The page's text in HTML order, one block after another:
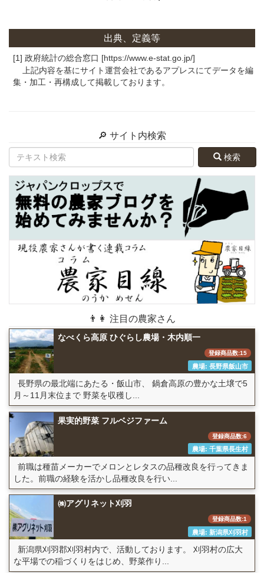
出典、定義等
[1] 政府統計の総合窓口 [https://www.e-stat.go.jp/]
上記内容を基にサイト運営会社であるアプレスにてデータを編
集・加工・再構成して掲載しております。
🔎 サイト内検索
検索
👨👩 注目の農家さん
なべくら高原 ひぐらし農場・木内順一
登録商品数:15
農場: 長野県飯山市
長野県の最北端にあたる・飯山市、 鍋倉高原の豊かな土壌で5
月～11月末位まで 野菜を収穫し...
果実的野菜 フルベジファーム
登録商品数:6
農場: 千葉県長生村
前職は種苗メーカーでメロンとレタスの品種改良を行ってきま
した。前職の経験を活かし品種改良を行い...
㈱アグリネット刈羽
登録商品数:1
農場: 新潟県刈羽村
新潟県刈羽郡刈羽村内で、活動しております。 刈羽村の広大
な平場での稲づくりをはじめ、野菜作り...